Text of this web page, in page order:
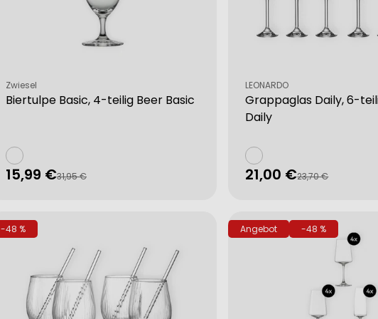
Biertulpe Basic, 4-teilig Beer Basic
Verkäufer:
Zwiesel
Verkaufspreis
15,99 €
Regulärer
31,95 €
Grappaglas Daily, 6-
Daily
Verkäufer:
LEONARDO
Verkaufspreis
21,00 €
Regulärer
23,70 €
-48 % Angebot -48 %